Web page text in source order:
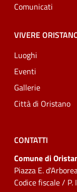
Comunicati
VIVERE
Luoghi
Eventi
Gallerie
Città di Oristano
CONTATTI
Comune di
Piazza E.
Codice fiscale /